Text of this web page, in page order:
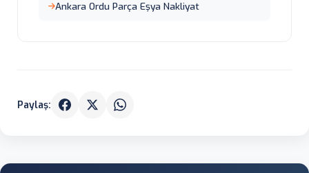
Ankara Ordu Parça Eşya Nakliyat
Paylaş: